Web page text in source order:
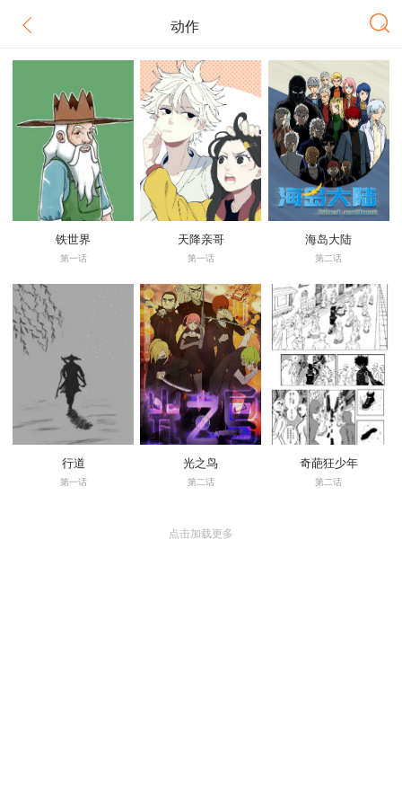
动作
铁世界
第一话
天降亲哥
第一话
海岛大陆
第二话
行道
第一话
光之鸟
第二话
奇葩狂少年
第二话
点击加载更多